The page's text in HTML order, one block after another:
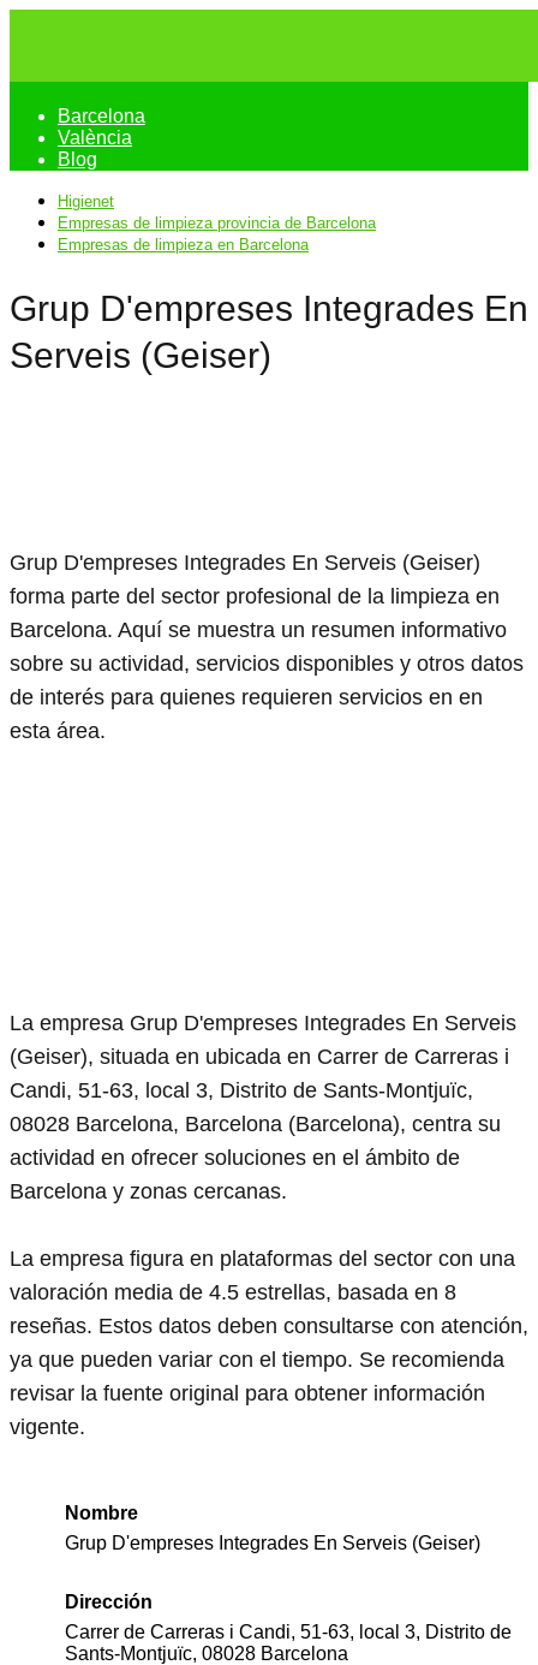
Barcelona
València
Blog
Higienet
Empresas de limpieza provincia de Barcelona
Empresas de limpieza en Barcelona
Grup D'empreses Integrades En
Serveis (Geiser)
Grup D'empreses Integrades En Serveis (Geiser)
forma parte del sector profesional de la limpieza en
Barcelona. Aquí se muestra un resumen informativo
sobre su actividad, servicios disponibles y otros datos
de interés para quienes requieren servicios en en
esta área.
La empresa Grup D'empreses Integrades En Serveis
(Geiser), situada en ubicada en Carrer de Carreras i
Candi, 51-63, local 3, Distrito de Sants-Montjuïc,
08028 Barcelona, Barcelona (Barcelona), centra su
actividad en ofrecer soluciones en el ámbito de
Barcelona y zonas cercanas.
La empresa figura en plataformas del sector con una
valoración media de 4.5 estrellas, basada en 8
reseñas. Estos datos deben consultarse con atención,
ya que pueden variar con el tiempo. Se recomienda
revisar la fuente original para obtener información
vigente.
Nombre
Grup D'empreses Integrades En Serveis (Geiser)
Dirección
Carrer de Carreras i Candi, 51-63, local 3, Distrito de
Sants-Montjuïc, 08028 Barcelona